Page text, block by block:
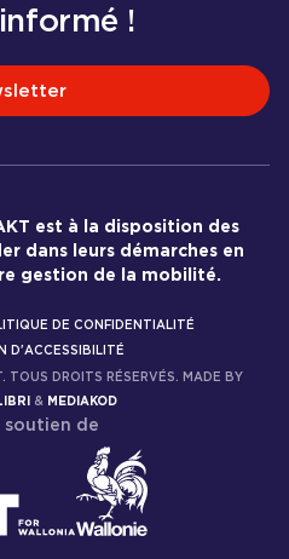
!
est à la disposition des
dans leurs démarches en
gestion de la mobilité.
DE CONFIDENTIALITÉ
D'ACCESSIBILITÉ
TOUS DROITS RÉSERVÉS. MADE BY
& MEDIAKOD
soutien de